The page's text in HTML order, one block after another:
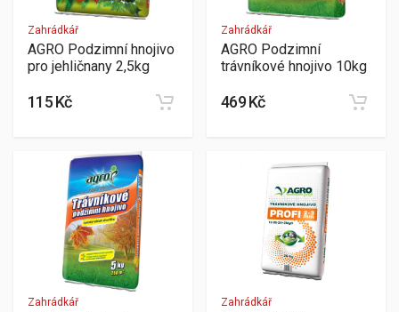
Zahrádkář
AGRO Podzimní hnojivo
pro jehličnany 2,5kg
115 Kč
Zahrádkář
AGRO Podzimní
trávníkové hnojivo 10kg
469 Kč
Zahrádkář Zahrádkář